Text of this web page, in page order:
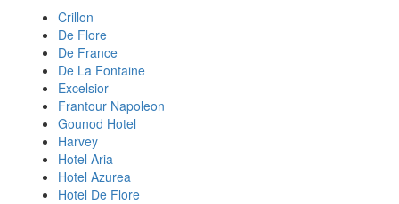
Crillon
De Flore
De France
De La Fontaine
Excelsior
Frantour Napoleon
Gounod Hotel
Harvey
Hotel Aria
Hotel Azurea
Hotel De Flore